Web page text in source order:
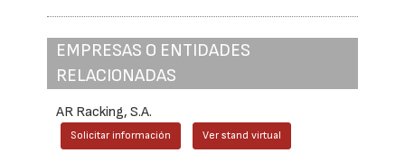
EMPRESAS O ENTIDADES
RELACIONADAS
AR Racking, S.A.
Solicitar información Ver stand virtual